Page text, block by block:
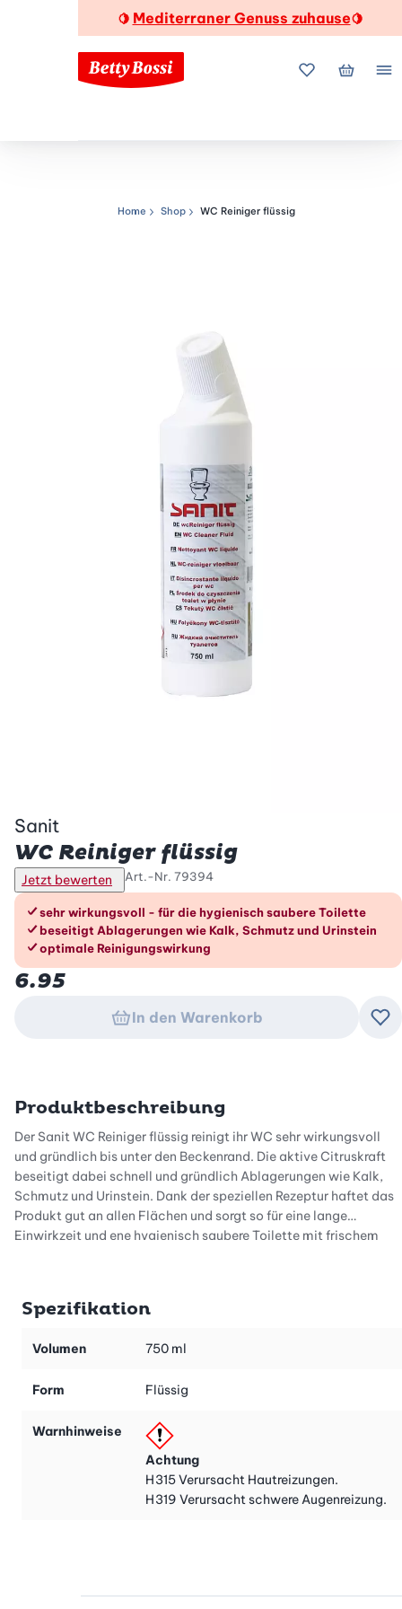
🍋 Mediterraner Genuss zuhause🍋
MeineMein
Navigationspfad
Home Shop WC Reiniger flüssig
Sanit
WC Reiniger flüssig
Jetzt bewerten Art.-Nr. 79394
Die Vorteile im Überblick
sehr wirkungsvoll - für die hygienisch saubere Toilette
beseitigt Ablagerungen wie Kalk, Schmutz und Urinstein
optimale Reinigungswirkung
6.95
In den Warenkorb
Produktbeschreibung
Der Sanit WC Reiniger flüssig reinigt ihr WC sehr wirkungsvoll
und gründlich bis unter den Beckenrand. Die aktive Citruskraft
beseitigt dabei schnell und gründlich Ablagerungen wie Kalk,
Schmutz und Urinstein. Dank der speziellen Rezeptur haftet das
Produkt gut an allen Flächen und sorgt so für eine lange
Einwirkzeit und ene hygienisch saubere Toilette mit frischem
mit leichtem Druck unter den Rand gespritzt. Einige Minuten
Verschmutzung oder zur Grundreinigung lassen Sie den Sanit
und abspülen.
Maximale Pflege und optimaler Schutz – mit Pflegemiteln von
Sanit. Seit Jahrzehnten stehen diese für Sauberkeit, Hygiene und
Werterhalt. Ganz im Sinne der Umwelt.
Spezifikation
Volumen 750 ml
Form Flüssig
Warnhinweise
Achtung
H315Verursacht Hautreizungen.
H319 Verursacht schwere Augenreizung.